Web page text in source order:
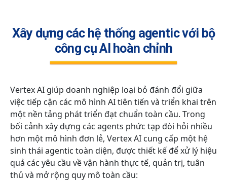
Xây dựng các hệ thống agentic với bộ
công cụ AI hoàn chỉnh
Vertex AI giúp doanh nghiệp loại bỏ đánh đổi giữa
việc tiếp cận các mô hình AI tiên tiến và triển khai trên
một nền tảng phát triển đạt chuẩn toàn cầu. Trong
bối cảnh xây dựng các agents phức tạp đòi hỏi nhiều
hơn một mô hình đơn lẻ, Vertex AI cung cấp một hệ
sinh thái agentic toàn diện, được thiết kế để xử lý hiệu
quả các yêu cầu về vận hành thực tế, quản trị, tuân
thủ và mở rộng quy mô toàn cầu: